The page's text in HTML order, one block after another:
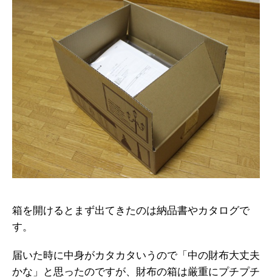
箱を開けるとまず出てきたのは納品書やカタログで
す。
届いた時に中身がカタカタいうので「中の財布大丈夫
かな」と思ったのですが、財布の箱は厳重にプチプチ